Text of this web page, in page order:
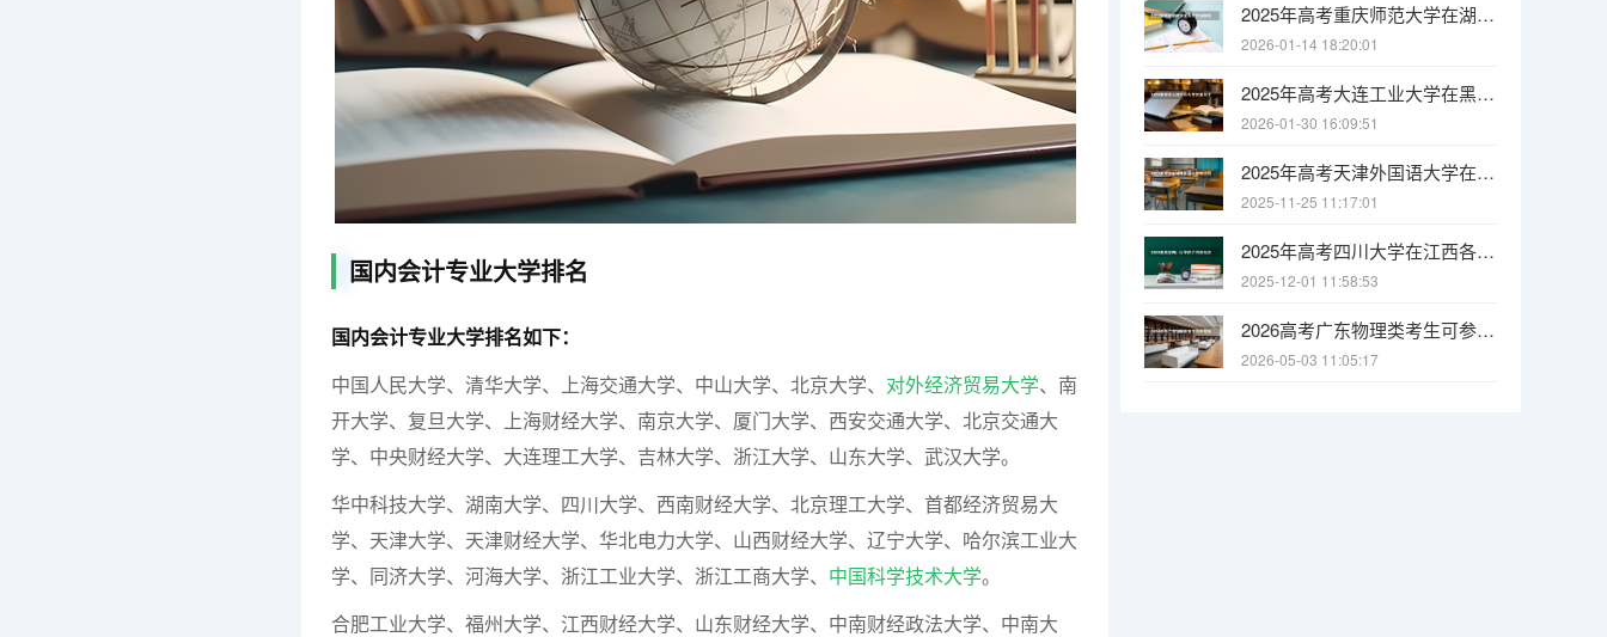
国内会计专业大学排名
国内会计专业大学排名如下：
中国人民大学、清华大学、上海交通大学、中山大学、北京大学、 对外经济贸易大学、南
开大学、复旦大学、上海财经大学、南京大学、厦门大学、西安交通大学、北京交通大
学、中央财经大学、大连理工大学、吉林大学、浙江大学、山东大学、武汉大学。
华中科技大学、湖南大学、四川大学、西南财经大学、北京理工大学、首都经济贸易大
学、天津大学、天津财经大学、华北电力大学、山西财经大学、辽宁大学、哈尔滨工业大
学、同济大学、河海大学、浙江工业大学、浙江工商大学、 中国科学技术大学。
合肥工业大学、福州大学、江西财经大学、山东财经大学、中南财经政法大学、中南大
2025年高考重庆师范大学在湖南各批次选科要求有哪些
2026-01-14 18:20:01
2025年高考大连工业大学在黑龙江各批次选科要求有哪些
2026-01-30 16:09:51
2025年高考天津外国语大学在江西各批次选科要求有哪些
2025-11-25 11:17:01
2025年高考四川大学在江西各批次选科要求有哪些
2025-12-01 11:58:53
2026高考广东物理类考生可参考报江西电力职业技术学院的专业汇总
2026-05-03 11:05:17